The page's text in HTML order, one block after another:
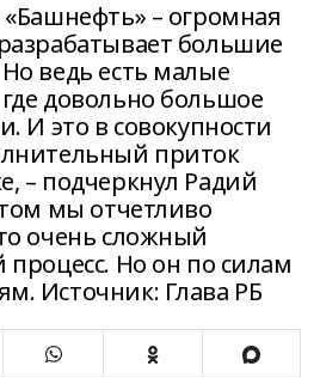
– огромная
большие
ведь есть малые
довольно большое
И это в совокупности
приток
– подчеркнул Радий
мы отчетливо
очень сложный
процесс. Но он по силам
Источник: Глава РБ